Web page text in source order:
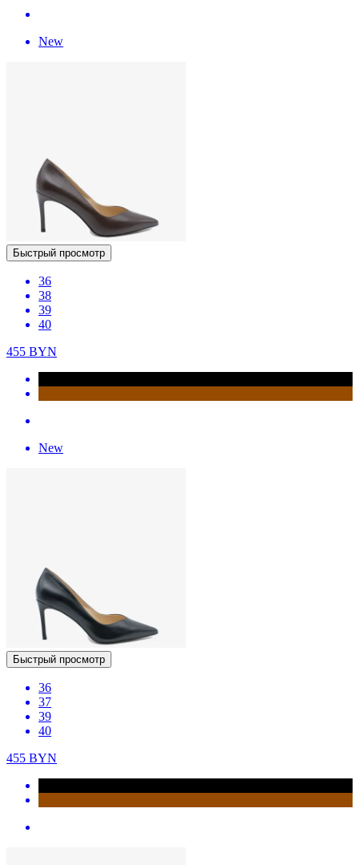
New
Быстрый просмотр
36
38
39
40
455 BYN
New
Быстрый просмотр
36
37
39
40
455 BYN